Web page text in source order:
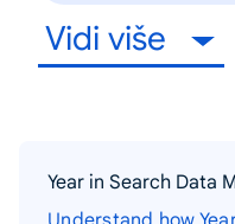
Vidi više
Year in Search Data